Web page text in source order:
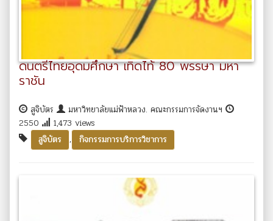
ดนตรีไทยอุดมศึกษา เทิดไท้ 80 พรรษา มหา
ราชัน
สูจิบัตร
มหาวิทยาลัยแม่ฟ้าหลวง. คณะกรรมการจัดงานฯ
2550
1,473 views
สูจิบัตร
, กิจกรรมการบริการวิชาการ